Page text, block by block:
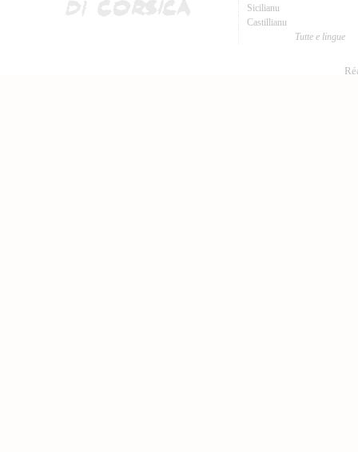
Sicilianu
Castillianu
Tutte e lingue